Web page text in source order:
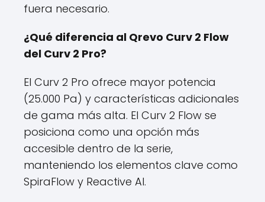
fuera necesario.
¿Qué diferencia al Qrevo Curv 2 Flow
del Curv 2 Pro?
El Curv 2 Pro ofrece mayor potencia
(25.000 Pa) y características adicionales
de gama más alta. El Curv 2 Flow se
posiciona como una opción más
accesible dentro de la serie,
manteniendo los elementos clave como
SpiraFlow y Reactive AI.